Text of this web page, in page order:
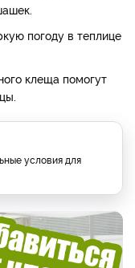
погоду в теплице
клеща помогут
условия для